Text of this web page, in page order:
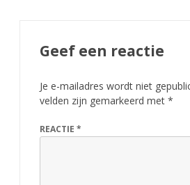
Geef een reactie
Je e-mailadres wordt niet
velden zijn gemarkeerd met *
REACTIE *